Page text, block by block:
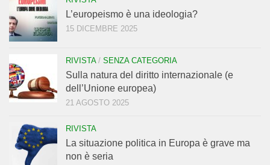
L’europeismo è una ideologia?
15 DICEMBRE 2025
RIVISTA/ SENZA CATEGORIA
Sulla natura del diritto internazionale (e
dell’Unione europea)
21 AGOSTO 2025
RIVISTA
La situazione politica in Europa è grave ma
non è seria